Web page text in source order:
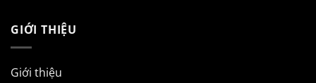
GIỚI THIỆU
Giới thiệu